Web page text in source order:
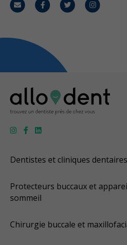
CourrielFacebookTwitterInstagram
Dentistes et cliniques dentaires
Protecteurs buccaux et
sommeil
Chirurgie buccale et